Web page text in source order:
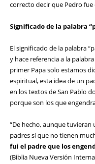
correcto decir que Pedro fue
Significado de la palabra
El significado de la palabra
y hace referencia a la
primer Papa solo estamos
espiritual, esta idea de un
en los textos de San Pablo
porque son los que
“De hecho, aunque
padres sí que no tienen
fui el padre que los
(Biblia Nueva Versión